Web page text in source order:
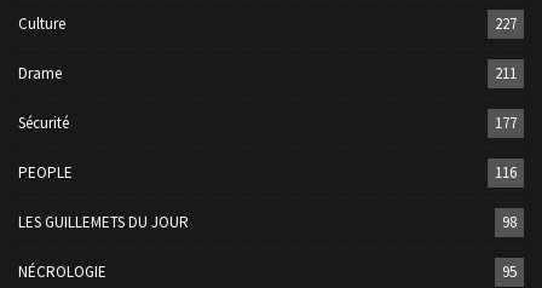
Culture 227
Drame 211
Sécurité 177
PEOPLE 116
LES GUILLEMETS DU JOUR 98
NÉCROLOGIE 95